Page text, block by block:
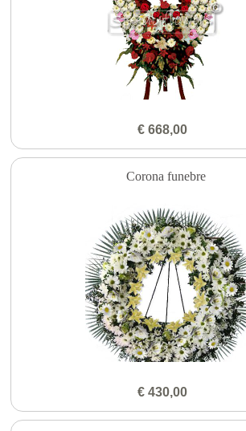
€ 668,00
Corona funebre
€ 430,00